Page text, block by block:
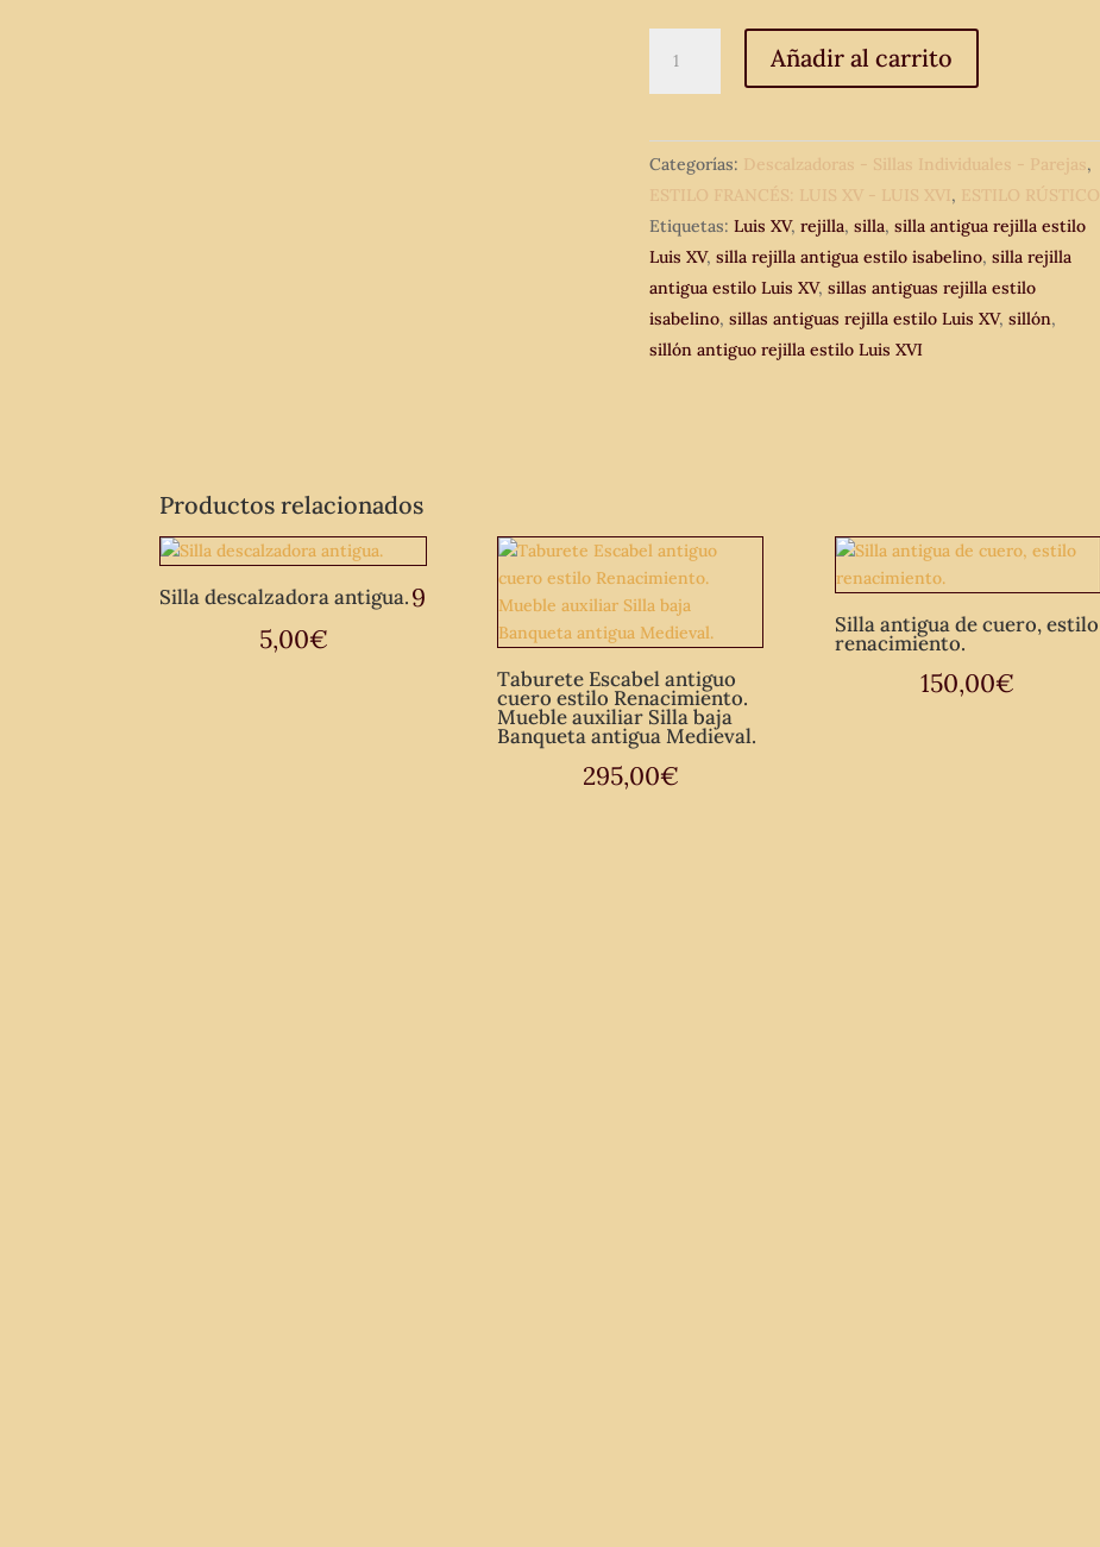
Sillones
rejilla
estilo
Luis
XV.
2
Dos
Sillas
antiguas
Añadir al carrito
Categorías: Descalzadoras - Sillas Individuales - Parejas,
ESTILO FRANCÉS: LUIS XV - LUIS XVI, ESTILO RÚSTICO
Etiquetas:Luis XV,rejilla,silla,silla antigua rejilla estilo
Luis XV,silla rejilla antigua estilo isabelino,silla rejilla
antigua estilo Luis XV,sillas antiguas rejilla estilo
isabelino,sillas antiguas rejilla estilo Luis XV,sillón,
sillón antiguo rejilla estilo Luis XVI
Productos relacionados
Silla descalzadora antigua.9
5,00€
Taburete Escabel antiguo
cuero estilo Renacimiento.
Mueble auxiliar Silla baja
Banqueta antigua Medieval.
295,00€
Silla antigua de cuero, estilo
renacimiento.
150,00€